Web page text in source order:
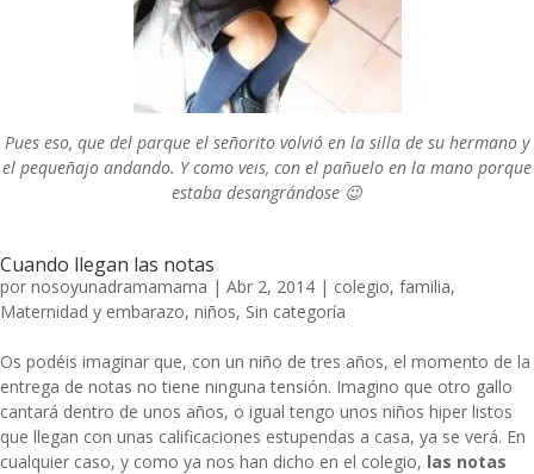
Pues eso, que del parque el señorito volvió en la silla de su hermano y
el pequeñajo andando. Y como veis, con el pañuelo en la mano porque
estaba desangrándose 😉
Cuando llegan las notas
por nosoyunadramamama | Abr 2, 2014 | colegio, familia,
Maternidad y embarazo, niños, Sin categoría
Os podéis imaginar que, con un niño de tres años, el momento de la
entrega de notas no tiene ninguna tensión. Imagino que otro gallo
cantará dentro de unos años, o igual tengo unos niños hiper listos
que llegan con unas calificaciones estupendas a casa, ya se verá. En
cualquier caso, y como ya nos han dicho en el colegio, las notas